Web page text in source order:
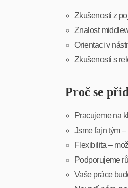
Zkušenosti z
Znalost
Orientaci v
Zkušenosti s
Proč se
Pracujeme na
Jsme fajn tým
Flexibilita –
Podporujeme
Vaše práce